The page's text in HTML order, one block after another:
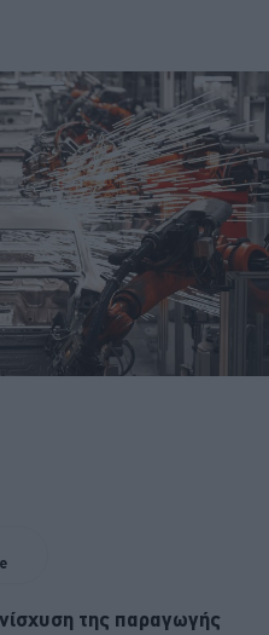
της παραγωγής